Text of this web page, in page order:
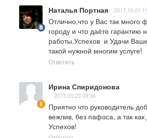
Наталья Портная 2017.10.01
Отлично,что у Вас так много
городу и что даёте гарантию
работы.Успехов  и Удачи
такой нужной многим услуге!
Ответить
Ирина Спиридонова
2015.03.23 09:36
Приятно что руководитель
вежлив, без пафоса, а так
Успехов!